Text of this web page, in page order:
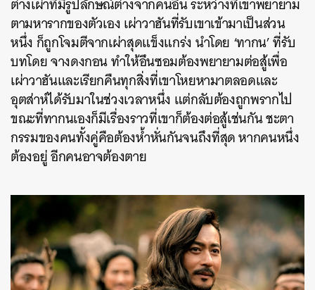
ต่างเผ่าที่มีรูปลักษณ์ต่างจากคนอื่น ระหว่างที่เขาพยายาม
ตามหารากของตัวเอง เผ่าวาฮันที่รับเขาเข้ามาเป็นส่วน
หนึ่ง ก็ถูกโจมตีจากเผ่าสุดแข็งแกร่ง นำโดย ‘ทากน’ ที่รับ
บทโดย จางดงกอน ทำให้อึนซอมต้องพยายามต่อสู้เพื่อ
เผ่าวาฮันและเรียกคืนทุกสิ่งที่เขาโหยหามาตลอดและ
อุตส่าห์ได้รับมาในช่วงเวลาหนึ่ง แต่กลับต้องถูกพรากไป
ขณะที่ทากนเองก็มีเรื่องราวที่เขาก็ต้องต่อสู้เช่นกัน ชะตา
กรรมของคนทั้งคู่คือต้องห้ำหั่นกันจนถึงที่สุด หากคนหนึ่ง
ต้องอยู่ อีกคนอาจต้องตาย